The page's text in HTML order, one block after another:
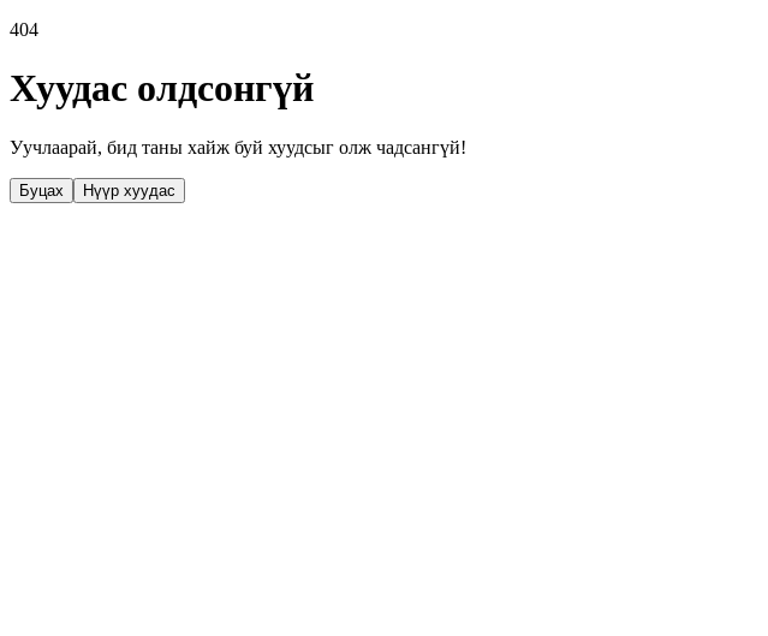
404
Хуудас олдсонгүй
Уучлаарай, бид таны хайж буй хуудсыг олж чадсангүй!
Буцах Нүүр хуудас